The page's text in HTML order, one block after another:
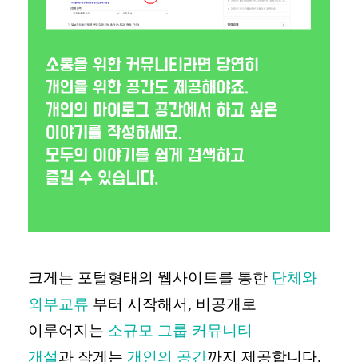
크게는 포털형태의 웹사이트를 통한 단체와
외부교류 부터 시작해서, 비공개로
이루어지는 소규모 그룹 커뮤니티
개설과 작게는 개인의 공간까지 제공합니다.